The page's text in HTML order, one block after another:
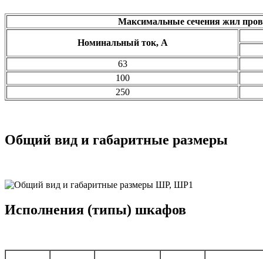
Максимальные сечения жил
Номинальный ток, А
63
100
250
Общий вид и габаритные размеры
Исполнения (типы) шкафов